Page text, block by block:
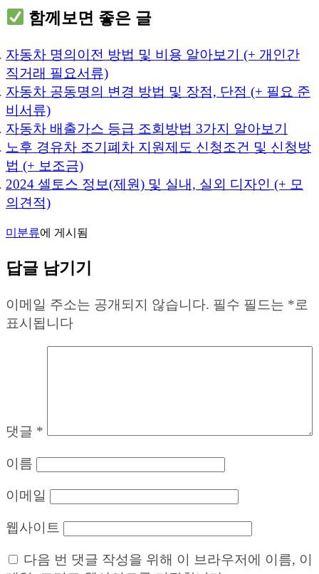
함께보면 좋은 글
자동차 명의이전 방법 및 비용 알아보기 (+ 개인간
직거래 필요서류)
자동차 공동명의 변경 방법 및 장점, 단점 (+ 필요 준
비서류)
자동차 배출가스 등급 조회방법 3가지 알아보기
노후 경유차 조기폐차 지원제도 신청조건 및 신청방
법 (+ 보조금)
2024 셀토스 정보(제원) 및 실내, 실외 디자인 (+ 모
의견적)
미분류에 게시됨
답글 남기기
이메일 주소는 공개되지 않습니다. 필수 필드는 *로
표시됩니다
댓글 *
이름
이메일
웹사이트
다음 번 댓글 작성을 위해 이 브라우저에 이름, 이